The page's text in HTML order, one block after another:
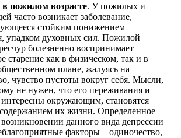
в пожилом возрасте. У пожилых и
часто возникает заболевание,
стойким понижением
упадком духовных сил. Пожилой
болезненно воспринимает
старение как в физическом, так и в
плане, жалуясь на
чувство пустоты вокруг себя. Мысли,
не нужен, что его переживания и
интересны окружающим, становятся
их жизни. Определенное
возникновении данного вида депрессии
факторы – одиночество,